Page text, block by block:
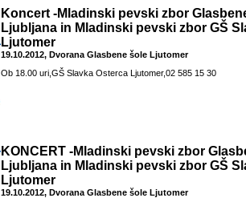
Koncert -Mladinski pevski zbor
Ljubljana in Mladinski pevski zbor GŠ
Ljutomer
19.10.2012, Dvorana Glasbene šole Ljutomer
Ob 18.00 uri,GŠ Slavka Osterca Ljutomer,02 585 15 30
KONCERT -Mladinski pevski zbor
Ljubljana in Mladinski pevski zbor GŠ
Ljutomer
19.10.2012, Dvorana Glasbene šole Ljutomer